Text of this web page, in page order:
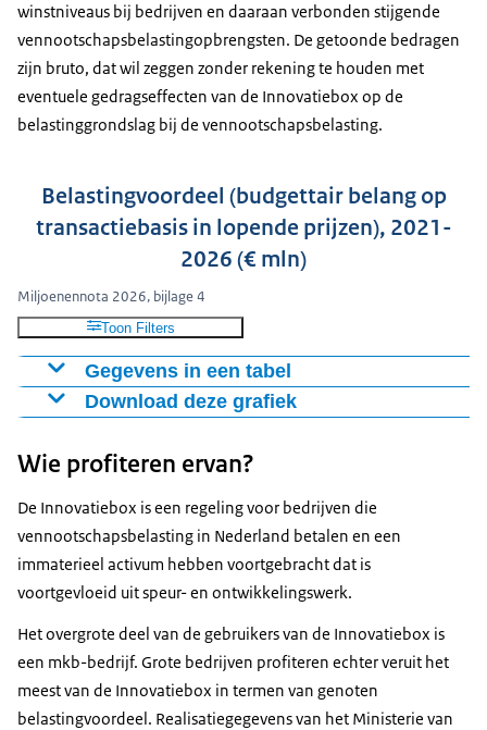
winstniveaus bij bedrijven en daaraan verbonden stijgende
vennootschapsbelastingopbrengsten. De getoonde bedragen
zijn bruto, dat wil zeggen zonder rekening te houden met
eventuele gedragseffecten van de Innovatiebox op de
belastinggrondslag bij de vennootschapsbelasting.
Belastingvoordeel (budgettair belang op
transactiebasis in lopende prijzen), 2021-
2026 (€ mln)
Miljoenennota 2026, bijlage 4
Toon Filters
Gegevens in een tabel
Belastingvoordeel Innovatiebox
20222518
2024
2694
2025
2898
20262954
Download deze grafiek
Download CSV-bestand
Wie profiteren ervan?
De Innovatiebox is een regeling voor bedrijven die
vennootschapsbelasting in Nederland betalen en een
immaterieel activum hebben voortgebracht dat is
voortgevloeid uit speur- en ontwikkelingswerk.
Het overgrote deel van de gebruikers van de Innovatiebox is
een mkb-bedrijf. Grote bedrijven profiteren echter veruit het
meest van de Innovatiebox in termen van genoten
belastingvoordeel. Realisatiegegevens van het Ministerie van